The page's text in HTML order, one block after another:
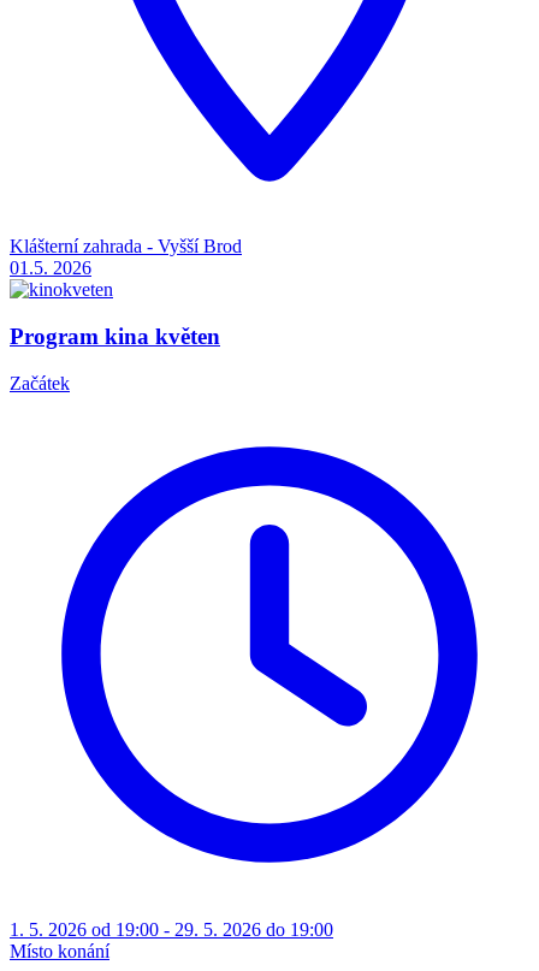
Klášterní zahrada - Vyšší Brod
01.5. 2026
Program kina květen
Začátek
1. 5. 2026 od 19:00 - 29. 5. 2026 do 19:00
Místo konání